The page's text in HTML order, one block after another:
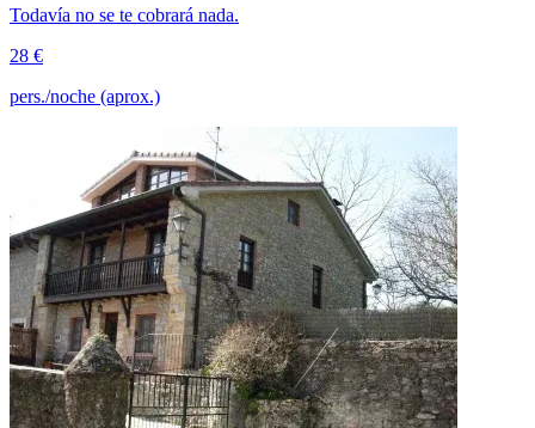
Todavía no se te cobrará nada.
28 €
pers./noche (aprox.)